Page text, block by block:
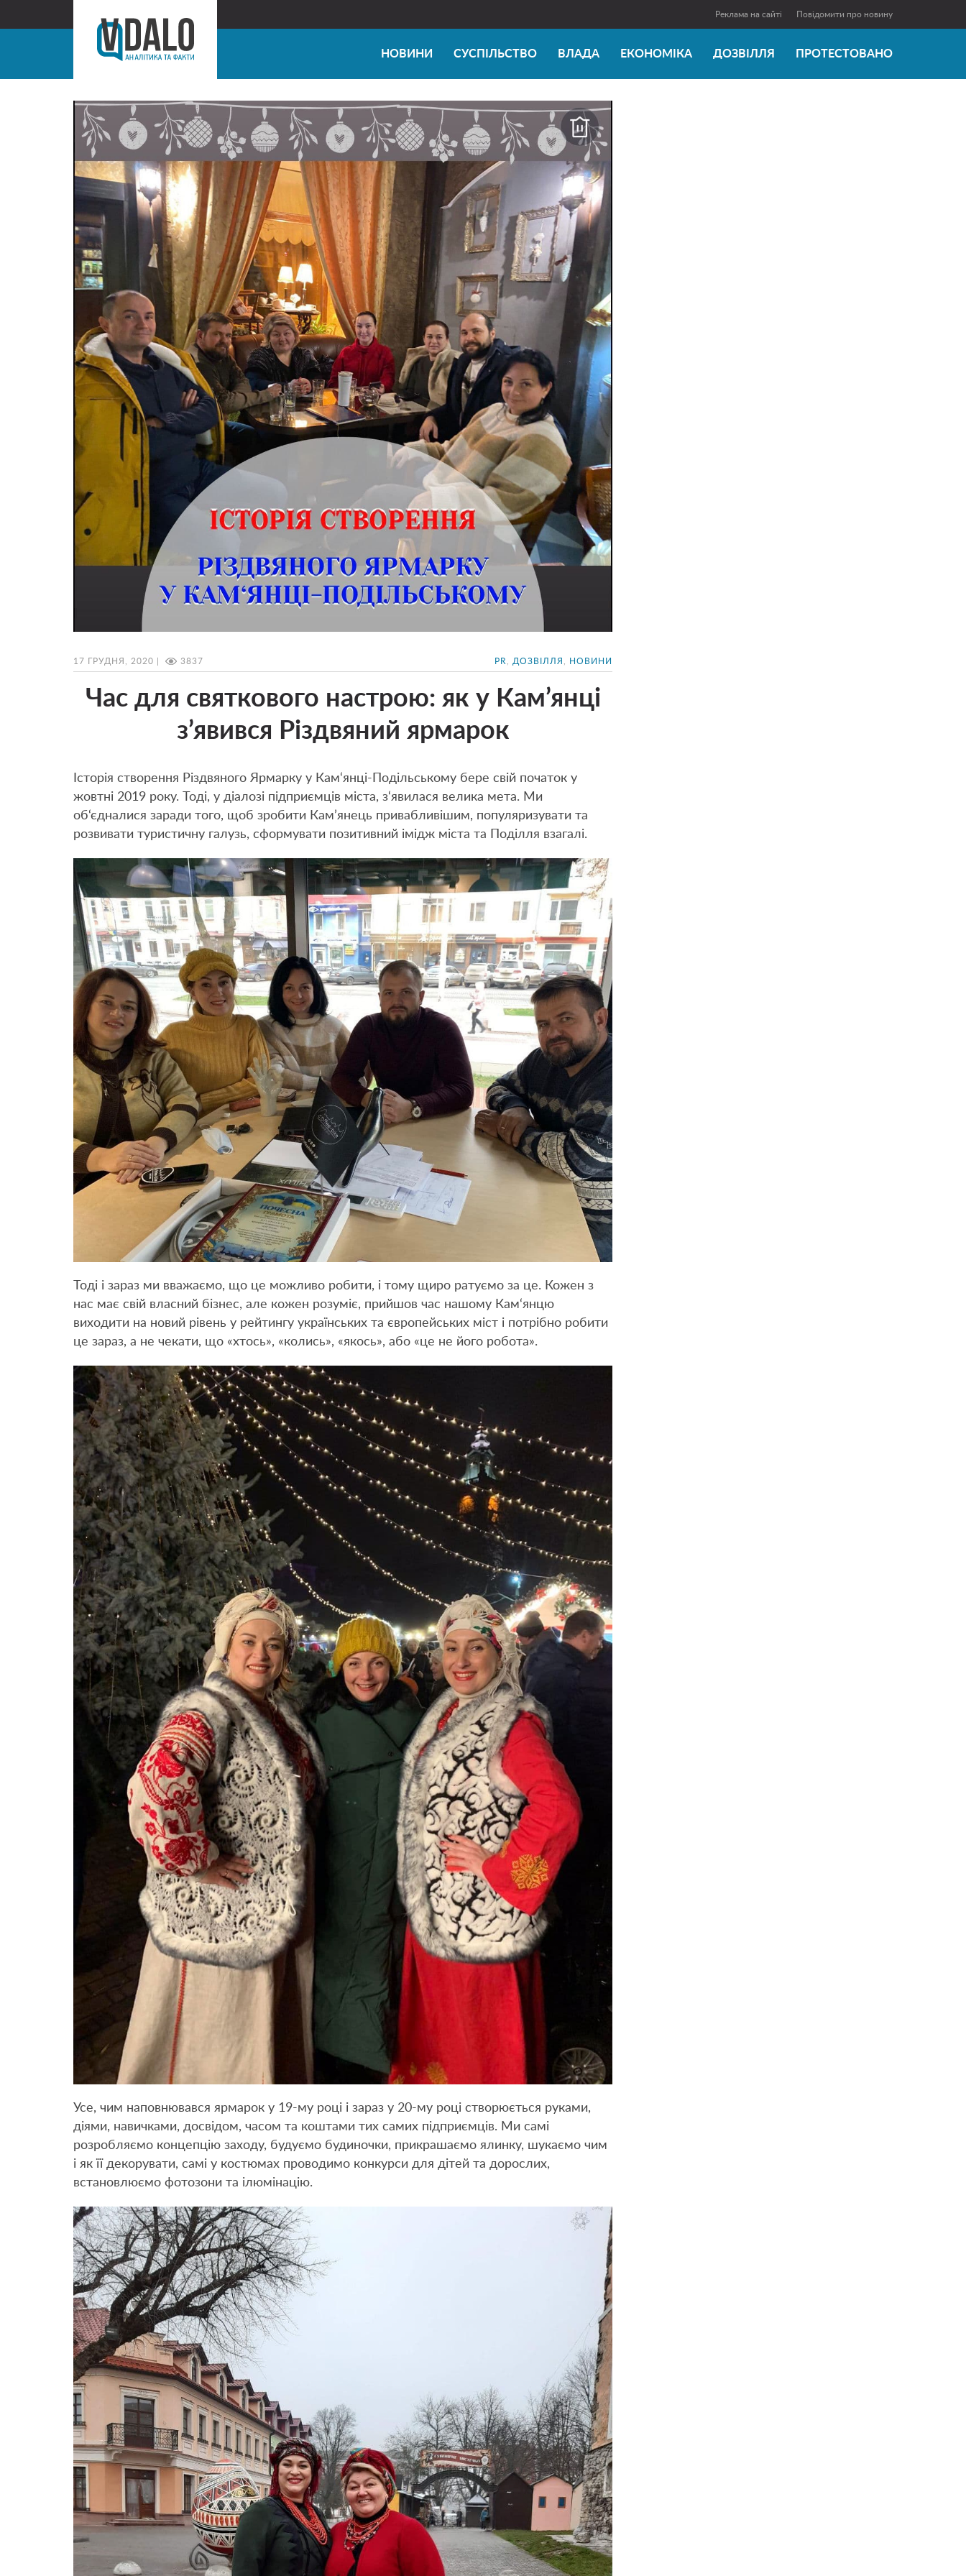
Реклама на сайті Повідомити про новину
НОВИНИ СУСПІЛЬСТВО ВЛАДА ЕКОНОМІКА ДОЗВІЛЛЯ ПРОТЕСТОВАНО
17 ГРУДНЯ, 2020 | 3837 PR ДОЗВІЛЛЯ НОВИНИ
Час для святкового настрою: як у Кам’янці
з’явився Різдвяний ярмарок
Історія створення Різдвяного Ярмарку у Кам‘янці-Подільському бере свій початок у
жовтні 2019 року. Тоді, у діалозі підприємців міста, з‘явилася велика мета. Ми
об‘єдналися заради того, щоб зробити Кам’янець привабливішим, популяризувати та
розвивати туристичну галузь, сформувати позитивний імідж міста та Поділля взагалі.
Тоді і зараз ми вважаємо, що це можливо робити, і тому щиро ратуємо за це. Кожен з
нас має свій власний бізнес, але кожен розуміє, прийшов час нашому Кам‘янцю
виходити на новий рівень у рейтингу українських та європейських міст і потрібно робити
це зараз, а не чекати, що «хтось», «колись», «якось», або «це не його робота».
Усе, чим наповнювався ярмарок у 19-му році і зараз у 20-му році створюється руками,
діями, навичками, досвідом, часом та коштами тих самих підприємців. Ми самі
розробляємо концепцію заходу, будуємо будиночки, прикрашаємо ялинку, шукаємо чим
і як її декорувати, самі у костюмах проводимо конкурси для дітей та дорослих,
встановлюємо фотозони та ілюмінацію.